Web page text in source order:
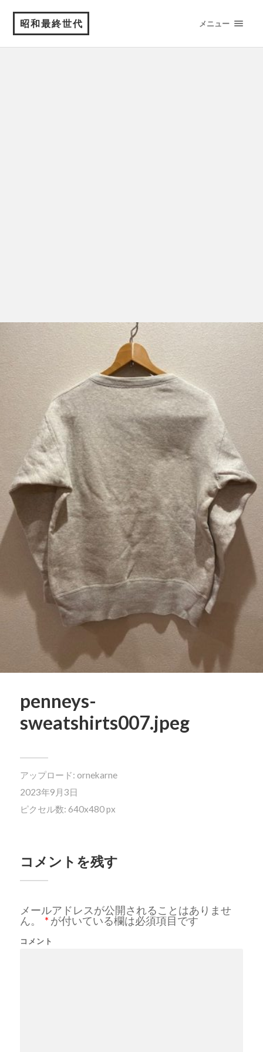
昭和最終世代 メニュー
penneys-
sweatshirts007.jpeg
アップロード: ornekarne
2023年9月3日
ピクセル数: 640x480 px
コメントを残す
メールアドレスが公開されることはありませ
ん。
* が付いている欄は必須項目です
コメント